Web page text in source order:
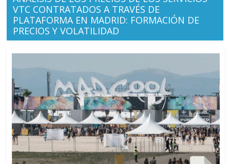
VTC CONTRATADOS A TRAVÉS DE
PLATAFORMA EN MADRID: FORMACIÓN DE
PRECIOS Y VOLATILIDAD